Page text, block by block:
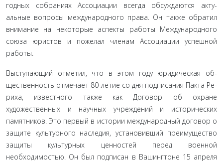
годных собраниях Ассоциации всегда обсуждаются акту­
альные вопросы международного права. Он также обратил
внимание на некоторые аспекты работы Международного
союза юристов и пожелал членам Ассоциации успешной
работы.
Выступающий отметил, что в этом году юридическая об­
щественность отмечает 80-летие со дня подписания Пакта Ре­
риха, известного также как Договор об охране
художественных и научных учреждений и исторических
памятников. Это пер­вый в истории международный договор о
защите культурного наследия, установивший преимущество
защиты культурных ценностей перед военной
необходимостью. Он был подписан в Вашингтоне 15 апреля